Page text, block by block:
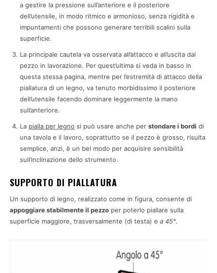
a gestire la pressione sull’anteriore e il posteriore
dell’utensile, in modo ritmico e armonioso, senza rigidità e
impuntamenti che possono generare terribili scalini sulla
superficie.
La principale cautela va osservata all’attacco e all’uscita dal
pezzo in lavorazione. Per quest’ultima si veda in basso in
questa stessa pagina, mentre per l’estremità di attacco della
piallatura di un legno, va tenuto morbidissimo il posteriore
dell’utensile facendo dominare leggermente la mano
sull’anteriore.
La pialla per legno si può usare anche per stondare i bordi di
una tavola e il lavoro, soprattutto se il pezzo è grosso, risulta
semplice, anzi, è un bel modo per acquisire sensibilità
sull’inclinazione dello strumento.
SUPPORTO DI PIALLATURA
Un supporto di legno, realizzato come in figura, consente di
appoggiare stabilmente il pezzo per poterlo piallare sulla
superficie maggiore, trasversalmente (di testa) e a 45°.